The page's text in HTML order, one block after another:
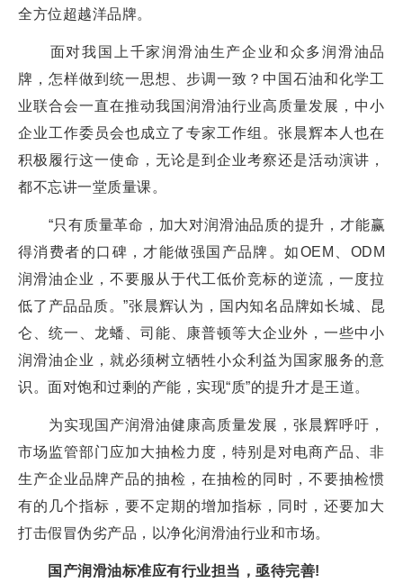
全方位超越洋品牌。
面对我国上千家润滑油生产企业和众多润滑油品
牌，怎样做到统一思想、步调一致？中国石油和化学工
业联合会一直在推动我国润滑油行业高质量发展，中小
企业工作委员会也成立了专家工作组。张晨辉本人也在
积极履行这一使命，无论是到企业考察还是活动演讲，
都不忘讲一堂质量课。
“只有质量革命，加大对润滑油品质的提升，才能赢
得消费者的口碑，才能做强国产品牌。如OEM、ODM
润滑油企业，不要服从于代工低价竞标的逆流，一度拉
低了产品品质。”张晨辉认为，国内知名品牌如长城、昆
仑、统一、龙蟠、司能、康普顿等大企业外，一些中小
润滑油企业，就必须树立牺牲小众利益为国家服务的意
识。面对饱和过剩的产能，实现“质”的提升才是王道。
为实现国产润滑油健康高质量发展，张晨辉呼吁，
市场监管部门应加大抽检力度，特别是对电商产品、非
生产企业品牌产品的抽检，在抽检的同时，不要抽检惯
有的几个指标，要不定期的增加指标，同时，还要加大
打击假冒伪劣产品，以净化润滑油行业和市场。
国产润滑油标准应有行业担当，亟待完善!